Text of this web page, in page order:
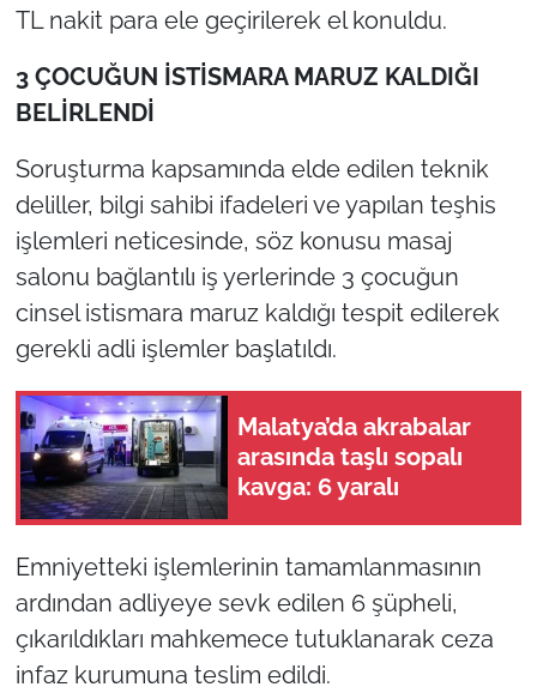
TL nakit para ele geçirilerek el konuldu.
3 ÇOCUĞUN İSTİSMARA MARUZ KALDIĞI
BELİRLENDİ
Soruşturma kapsamında elde edilen teknik
deliller, bilgi sahibi ifadeleri ve yapılan teşhis
işlemleri neticesinde, söz konusu masaj
salonu bağlantılı iş yerlerinde 3 çocuğun
cinsel istismara maruz kaldığı tespit edilerek
gerekli adli işlemler başlatıldı.
Malatya’da akrabalar
arasında taşlı sopalı
kavga: 6 yaralı
Emniyetteki işlemlerinin tamamlanmasının
ardından adliyeye sevk edilen 6 şüpheli,
çıkarıldıkları mahkemece tutuklanarak ceza
infaz kurumuna teslim edildi.